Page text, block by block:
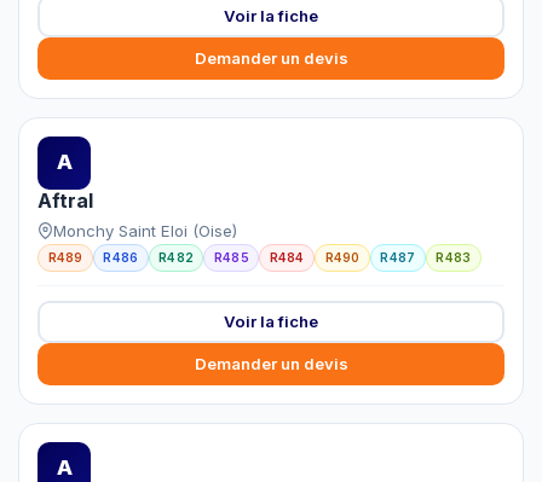
Voir la fiche
Demander un devis
A
Aftral
Monchy Saint Eloi (Oise)
R489 R486 R482 R485 R484 R490 R487 R483
Voir la fiche
Demander un devis
A